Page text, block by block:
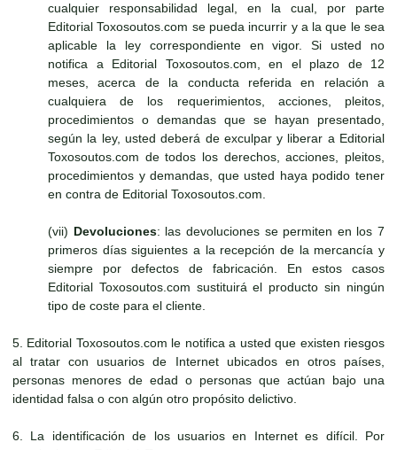
cualquier responsabilidad legal, en la cual, por parte
Editorial Toxosoutos.com se pueda incurrir y a la que le sea
aplicable la ley correspondiente en vigor. Si usted no
notifica a Editorial Toxosoutos.com, en el plazo de 12
meses, acerca de la conducta referida en relación a
cualquiera de los requerimientos, acciones, pleitos,
procedimientos o demandas que se hayan presentado,
según la ley, usted deberá de exculpar y liberar a Editorial
Toxosoutos.com de todos los derechos, acciones, pleitos,
procedimientos y demandas, que usted haya podido tener
en contra de Editorial Toxosoutos.com.
(vii) Devoluciones: las devoluciones se permiten en los 7
primeros días siguientes a la recepción de la mercancía y
siempre por defectos de fabricación. En estos casos
Editorial Toxosoutos.com sustituirá el producto sin ningún
tipo de coste para el cliente.
5. Editorial Toxosoutos.com le notifica a usted que existen riesgos
al tratar con usuarios de Internet ubicados en otros países,
personas menores de edad o personas que actúan bajo una
identidad falsa o con algún otro propósito delictivo.
6. La identificación de los usuarios en Internet es difícil. Por